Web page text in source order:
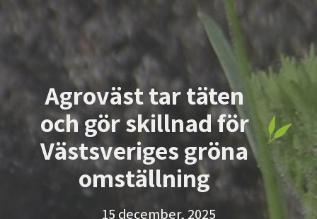
Agroväst tar täten
och gör skillnad för
Västsveriges gröna
omställning
15 december, 2025